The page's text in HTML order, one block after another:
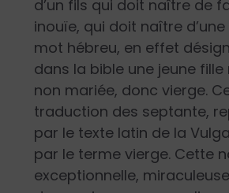
d’un fils qui doit naître de
inouïe, qui doit naître d’une
mot hébreu, en effet
dans la bible une jeune fille
non mariée, donc vierge.
traduction des septante,
par le texte latin de la
par le terme vierge. Cette
exceptionnelle,